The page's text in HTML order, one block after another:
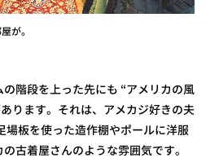
が。
階段を上った先にも “アメリカの風
ります。それは、アメカジ好きの夫
場板を使った造作棚やポールに洋服
古着屋さんのような雰囲気です。